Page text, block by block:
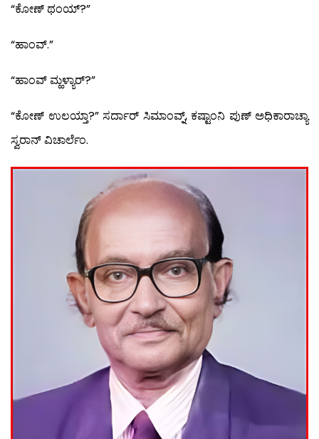
“ಕೋಣ್ ಥಂಯ್?”
“ಹಾಂವ್.”
“ಹಾಂವ್ ಮ್ಹಳ್ಯಾರ್?”
“ಕೋಣ್ ಉಲಯ್ತಾ?” ಸರ್ದಾರ್ ಸಿಮಾಂವ್ನ್, ಕಷ್ಟಾಂನಿ ಪುಣ್ ಅಧಿಕಾರಾಚ್ಯಾ
ಸ್ವರಾನ್ ವಿಚಾರ್ಲೆಂ.